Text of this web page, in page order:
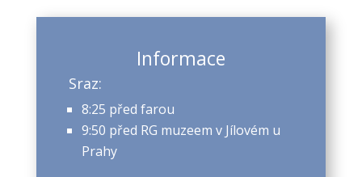
Informace
Sraz:
8:25 před farou
9:50 před RG muzeem v Jílovém u
Prahy